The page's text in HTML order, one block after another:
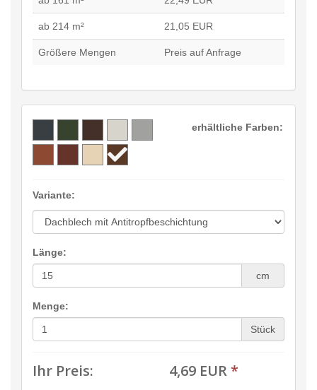
ab 214 m² 21,05 EUR
Größere Mengen Preis auf Anfrage
erhältliche Farben:
Variante:
Länge:
cm
Menge:
Stück
Ihr Preis: 4,69 EUR*